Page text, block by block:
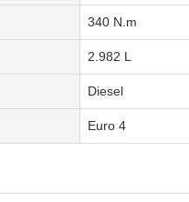
340 N.m
2.982 L
Diesel
Euro 4